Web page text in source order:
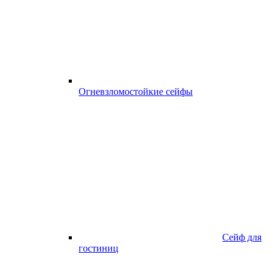
Огневзломостойкие сейфы
Сейф для
гостиниц